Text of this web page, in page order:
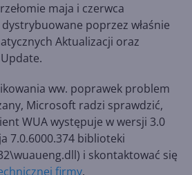
maja i czerwca
poprzez właśnie
Aktualizacji oraz
ww. poprawek problem
Microsoft radzi sprawdzić,
WUA występuje w wersji 3.0
7.0.6000.374 biblioteki
i skontaktować się
firmy.